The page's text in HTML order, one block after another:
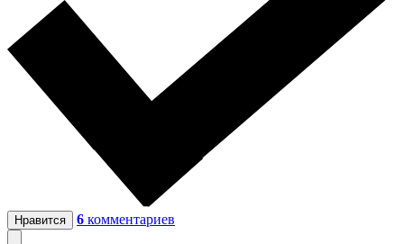
Нравится 6 комментариев